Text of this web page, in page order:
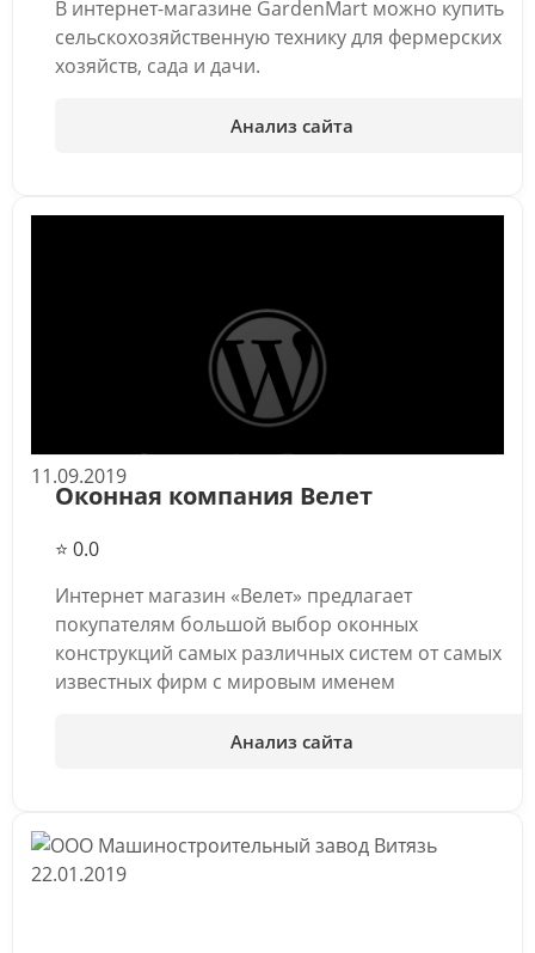
В интернет-магазине GardenMart можно купить
сельскохозяйственную технику для фермерских
хозяйств, сада и дачи.
Анализ сайта
11.09.2019
Оконная компания Велет
⭐ 0.0
Интернет магазин «Велет» предлагает
покупателям большой выбор оконных
конструкций самых различных систем от самых
известных фирм с мировым именем
Анализ сайта
22.01.2019